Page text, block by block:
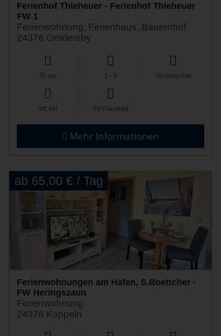
Ferienhof Thieheuer - Ferienhof Thieheuer
FW 1
Ferienwohnung, Ferienhaus, Bauernhof
24376 Grödersby
75 qm 1 - 5 Nichtraucher
WLAN TV-Flachbild
Mehr Informationen
ab 65,00 € / Tag
Ferienwohnungen am Hafen, S.Boettcher -
FW Heringszaun
Ferienwohnung
24376 Kappeln